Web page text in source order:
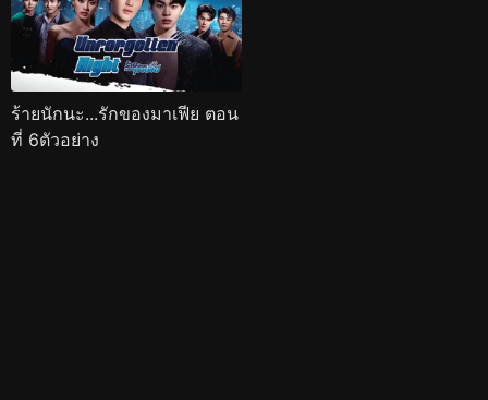
ร้ายนักนะ...รักของมาเฟีย ตอน
ที่ 6ตัวอย่าง